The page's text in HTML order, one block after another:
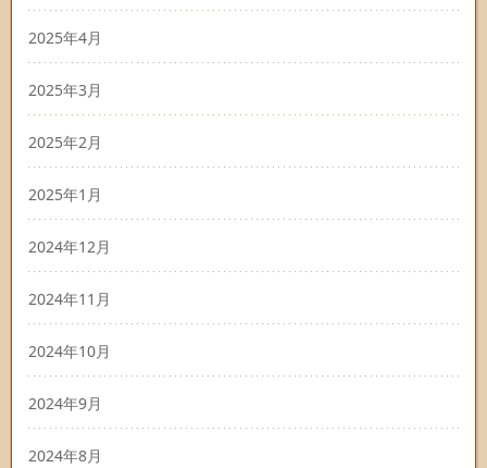
2025年4月
2025年3月
2025年2月
2025年1月
2024年12月
2024年11月
2024年10月
2024年9月
2024年8月